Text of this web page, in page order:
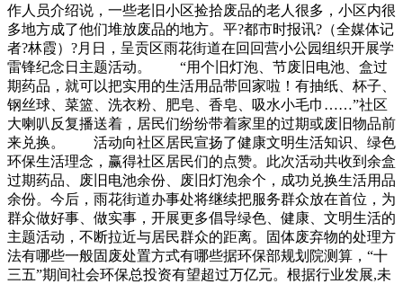
作人员介绍说，一些老旧小区捡拾废品的老人很多，小区内很
多地方成了他们堆放废品的地方。平?都市时报讯?（全媒体记
者?林霞）?月日，呈贡区雨花街道在回回营小公园组织开展学
雷锋纪念日主题活动。 “用个旧灯泡、节废旧电池、盒过
期药品，就可以把实用的生活用品带回家啦！有抽纸、杯子、
钢丝球、菜篮、洗衣粉、肥皂、香皂、吸水小毛巾……”社区
大喇叭反复播送着，居民们纷纷带着家里的过期或废旧物品前
来兑换。 活动向社区居民宣扬了健康文明生活知识、绿色
环保生活理念，赢得社区居民们的点赞。此次活动共收到余盒
过期药品、废旧电池余份、废旧灯泡余个，成功兑换生活用品
余份。今后，雨花街道办事处将继续把服务群众放在首位，为
群众做好事、做实事，开展更多倡导绿色、健康、文明生活的
主题活动，不断拉近与居民群众的距离。固体废弃物的处理方
法有哪些一般固废处置方式有哪些据环保部规划院测算，“十
三五”期间社会环保总投资有望超过万亿元。根据行业发展,未